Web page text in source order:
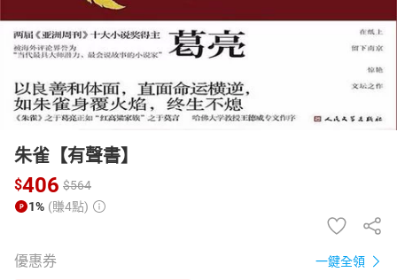
朱雀【有聲書】
$406 $564
1% (賺4點)
優惠券 一鍵全領